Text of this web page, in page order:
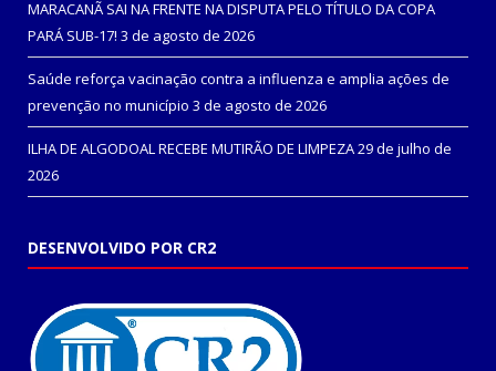
MARACANÃ SAI NA FRENTE NA DISPUTA PELO TÍTULO DA COPA
PARÁ SUB-17! 3 de agosto de 2026
Saúde reforça vacinação contra a influenza e amplia ações de
prevenção no município 3 de agosto de 2026
ILHA DE ALGODOAL RECEBE MUTIRÃO DE LIMPEZA29 de julho de
2026
DESENVOLVIDO POR CR2